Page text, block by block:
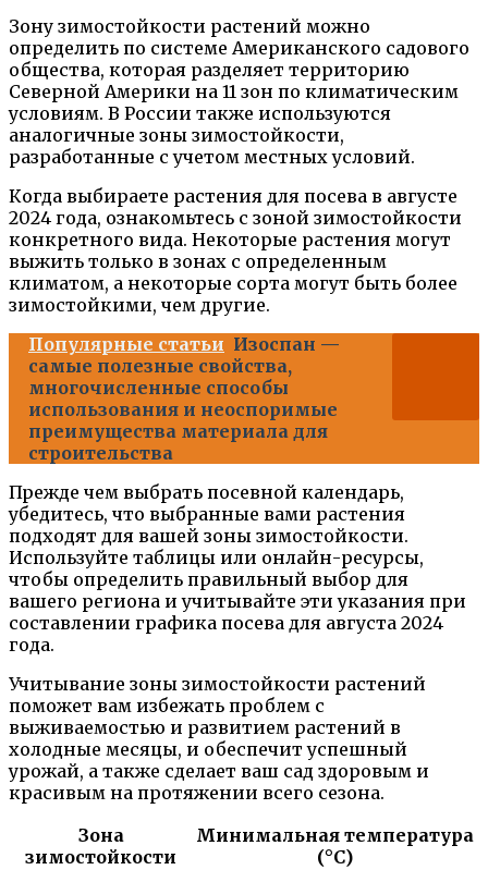
Зону зимостойкости растений можно
определить по системе Американского садового
общества, которая разделяет территорию
Северной Америки на 11 зон по климатическим
условиям. В России также используются
аналогичные зоны зимостойкости,
разработанные с учетом местных условий.
Когда выбираете растения для посева в августе
2024 года, ознакомьтесь с зоной зимостойкости
конкретного вида. Некоторые растения могут
выжить только в зонах с определенным
климатом, а некоторые сорта могут быть более
зимостойкими, чем другие.
Популярные статьи Изоспан —
самые полезные свойства,
многочисленные способы
использования и неоспоримые
преимущества материала для
строительства
Прежде чем выбрать посевной календарь,
убедитесь, что выбранные вами растения
подходят для вашей зоны зимостойкости.
Используйте таблицы или онлайн-ресурсы,
чтобы определить правильный выбор для
вашего региона и учитывайте эти указания при
составлении графика посева для августа 2024
года.
Учитывание зоны зимостойкости растений
поможет вам избежать проблем с
выживаемостью и развитием растений в
холодные месяцы, и обеспечит успешный
урожай, а также сделает ваш сад здоровым и
красивым на протяжении всего сезона.
Зона
зимостойкости
Минимальная температура
(°C)